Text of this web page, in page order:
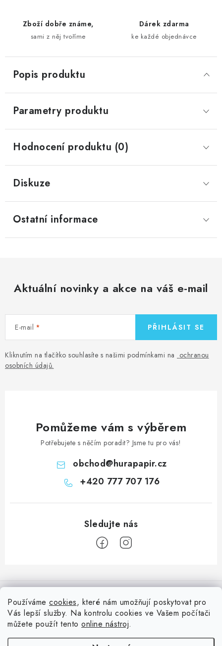
Používáme cookies, které nám umožňují poskytovat pro
Vás lepší služby. Na kontrolu cookies ve Vašem počítači
můžete použít tento online nástroj.
Zboží dobře známe,
sami z něj tvoříme
Dárek zdarma
ke každé objednávce
Popis produktu
Parametry produktu
Hodnocení produktu (0)
Diskuze
Ostatní informace
Aktuální novinky a akce na váš e-mail
E-mail
Kliknutím na tlačítko souhlasíte s našimi podmínkami na ochranou
osobních údajů.
PŘIHLÁSIT SE
Pomůžeme vám s výběrem
Potřebujete s něčím poradit? Jsme tu pro vás!
obchod@hurapapir.cz
+420 777 707 176
á
Doprava
Nepřehlédněte
Blog s nápady a návody